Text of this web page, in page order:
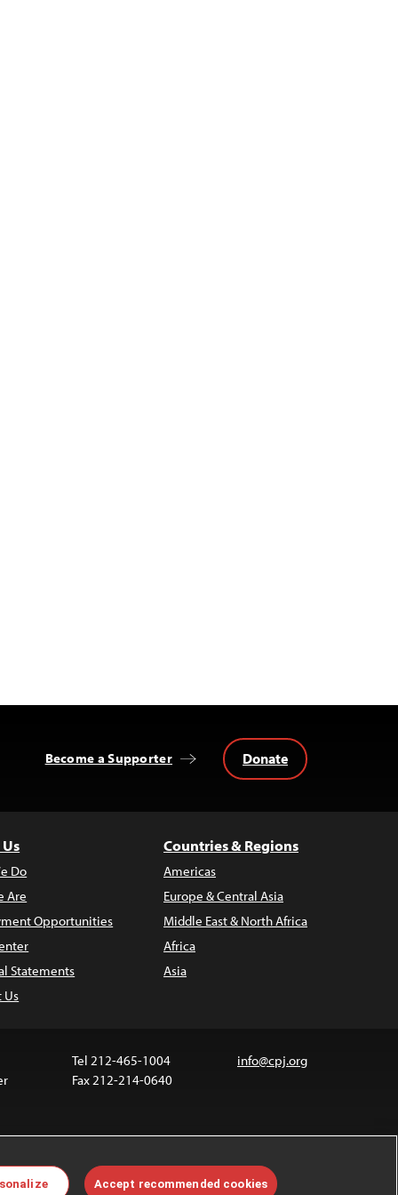
Become a Supporter Donate
Do
Are
Opportunities
Statements
Us
Countries & Regions
Americas
Europe & Central Asia
Middle East & North Africa
Africa
Asia
Tel 212-465-1004
Fax 212-214-0640
info@cpj.org
are not covered by the Creative Commons license.
Accept recommended cookies